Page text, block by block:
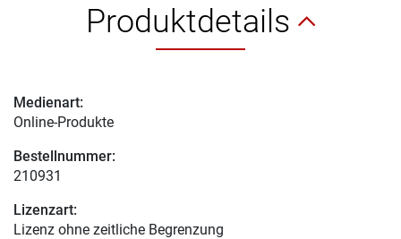
Produktdetails
Medienart:
Online-Produkte
Bestellnummer:
210931
Lizenzart:
Lizenz ohne zeitliche Begrenzung